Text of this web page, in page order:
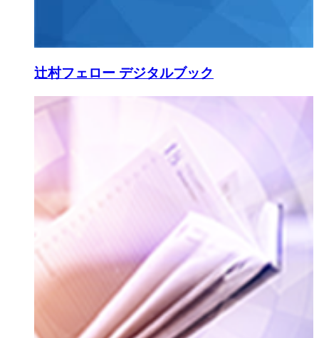
辻村フェロー デジタルブック